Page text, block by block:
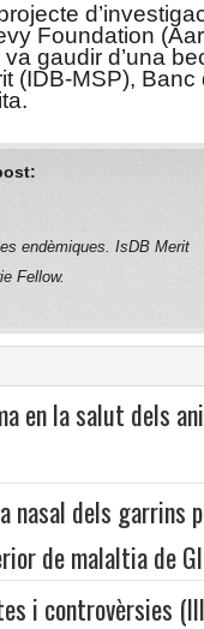
Foundation
gaudir d’una
(IDB-MSP),
endèmiques. IsDB Merit
Fellow.
en la salut dels
nasal dels garrins
de malaltia de
i controvèrsies